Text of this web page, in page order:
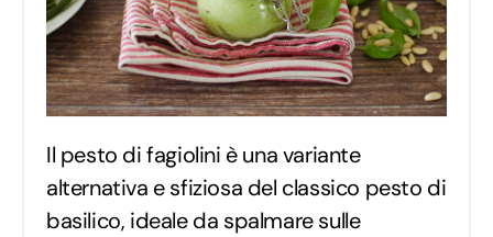
Il pesto di fagiolini è una variante
alternativa e sfiziosa del classico pesto di
basilico, ideale da spalmare sulle